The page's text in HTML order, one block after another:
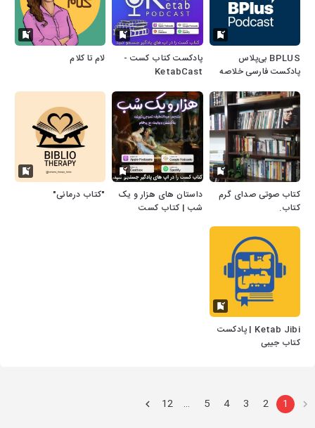
‌BPLUS بی‌پلاس
پادکست فارسی خلاصه
پادکست کتاب کست -
KetabCast
لام تا کلام
کتاب صوتی صدای گرم
کتاب.
داستان های هزار و یک
شب | کتاب کست
"کتاب درمانی"
Ketab Jibi | پادکست
کتاب جیبی
1
2
3
4
5
…
12